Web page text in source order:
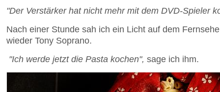
"Der Verstärker hat nicht mehr mit dem DVD-Spieler
Nach einer Stunde sah ich ein Licht auf dem
wieder Tony Soprano.
"Ich werde jetzt die Pasta kochen", sage ich ihm.